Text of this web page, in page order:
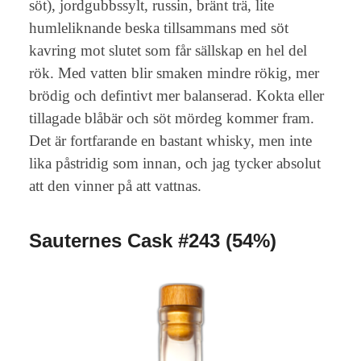
söt), jordgubbssylt, russin, bränt trä, lite
humleliknande beska tillsammans med söt
kavring mot slutet som får sällskap en hel del
rök. Med vatten blir smaken mindre rökig, mer
brödig och defintivt mer balanserad. Kokta eller
tillagade blåbär och söt mördeg kommer fram.
Det är fortfarande en bastant whisky, men inte
lika påstridig som innan, och jag tycker absolut
att den vinner på att vattnas.
Sauternes Cask #243 (54%)